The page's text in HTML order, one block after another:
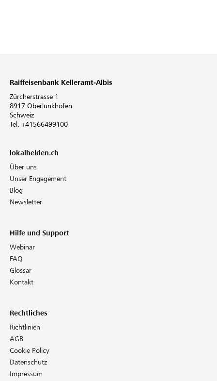
Raiffeisenbank Kelleramt-Albis
Zürcherstrasse 1
8917 Oberlunkhofen
Schweiz
Tel. +41566499100
lokalhelden.ch
Über uns
Unser Engagement
Blog
Newsletter
Hilfe und Support
Webinar
FAQ
Glossar
Kontakt
Rechtliches
Richtlinien
AGB
Cookie Policy
Datenschutz
Impressum